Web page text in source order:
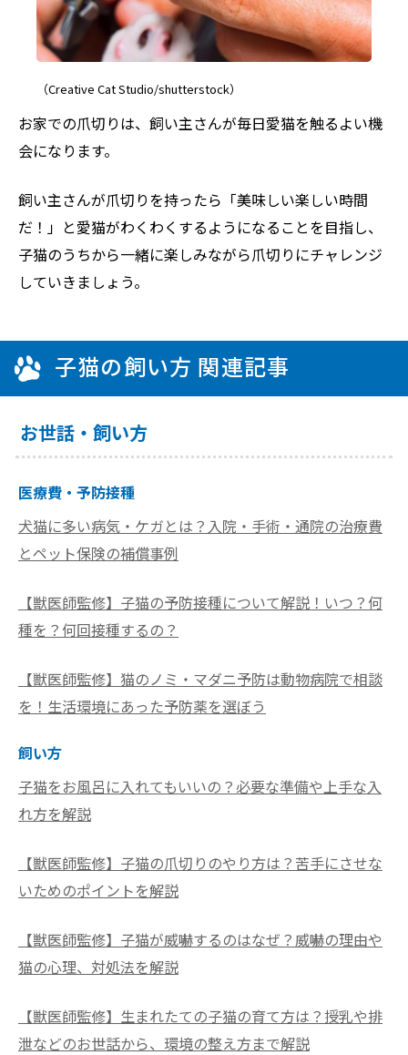
（Creative Cat Studio/shutterstock）
お家での爪切りは、飼い主さんが毎日愛猫を触るよい機
会になります。
飼い主さんが爪切りを持ったら「美味しい楽しい時間
だ！」と愛猫がわくわくするようになることを目指し、
子猫のうちから一緒に楽しみながら爪切りにチャレンジ
していきましょう。
子猫の飼い方 関連記事
お世話・飼い方
医療費・予防接種
犬猫に多い病気・ケガとは？入院・手術・通院の治療費
とペット保険の補償事例
【獣医師監修】子猫の予防接種について解説！いつ？何
種を？何回接種するの？
【獣医師監修】猫のノミ・マダニ予防は動物病院で相談
を！生活環境にあった予防薬を選ぼう
飼い方
子猫をお風呂に入れてもいいの？必要な準備や上手な入
れ方を解説
【獣医師監修】子猫の爪切りのやり方は？苦手にさせな
いためのポイントを解説
【獣医師監修】子猫が威嚇するのはなぜ？威嚇の理由や
猫の心理、対処法を解説
【獣医師監修】生まれたての子猫の育て方は？授乳や排
泄などのお世話から、環境の整え方まで解説